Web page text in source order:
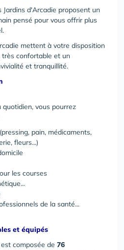
Jardins d'Arcadie proposent un
pensé pour vous offrir plus
mettent à votre disposition
très confortable et un
et tranquillité.
vous pourrez
pain, médicaments,
fleurs...)
les courses
de la santé...
et équipés
composée de 76